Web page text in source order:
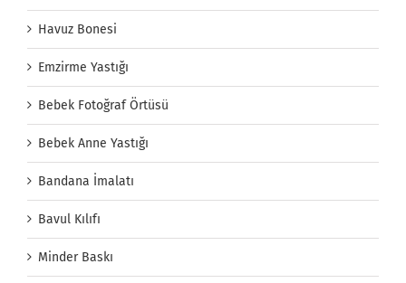
Havuz Bonesi
Emzirme Yastığı
Bebek Fotoğraf Örtüsü
Bebek Anne Yastığı
Bandana İmalatı
Bavul Kılıfı
Minder Baskı